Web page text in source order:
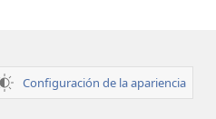
Configuración de la apariencia